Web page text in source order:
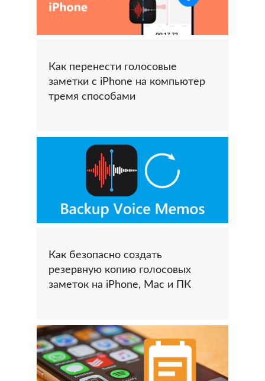
Как перенести голосовые
заметки с iPhone на компьютер
тремя способами
Как безопасно создать
резервную копию голосовых
заметок на iPhone, Mac и ПК